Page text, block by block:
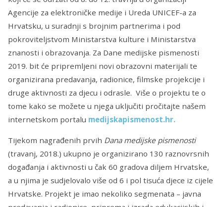
Agencije za elektroničke medije i Ureda UNICEF-a za
Hrvatsku, u suradnji s brojnim partnerima i pod
pokroviteljstvom Ministarstva kulture i Ministarstva
znanosti i obrazovanja. Za Dane medijske pismenosti
2019. bit će pripremljeni novi obrazovni materijali te
organizirana predavanja, radionice, filmske projekcije i
druge aktivnosti za djecu i odrasle. Više o projektu te o
tome kako se možete u njega uključiti pročitajte našem
internetskom portalu medijskapismenost.hr.
Tijekom nagrađenih prvih Dana medijske pismenosti
(travanj, 2018.) ukupno je organizirano 130 raznovrsnih
događanja i aktivnosti u čak 60 gradova diljem Hrvatske,
a u njima je sudjelovalo više od 6 i pol tisuća djece iz cijele
Hrvatske. Projekt je imao nekoliko segmenata – javna